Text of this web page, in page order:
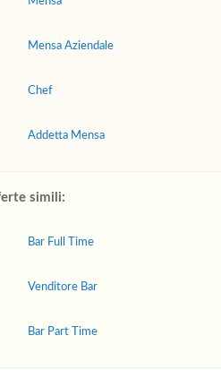
Mensa Aziendale
Chef
Addetta Mensa
simili:
Bar Full Time
Venditore Bar
Bar Part Time